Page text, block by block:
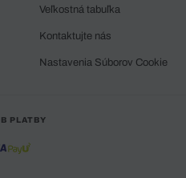
Veľkostná tabuľka
Kontaktujte nás
Nastavenia Súborov Cookie
PLATBY